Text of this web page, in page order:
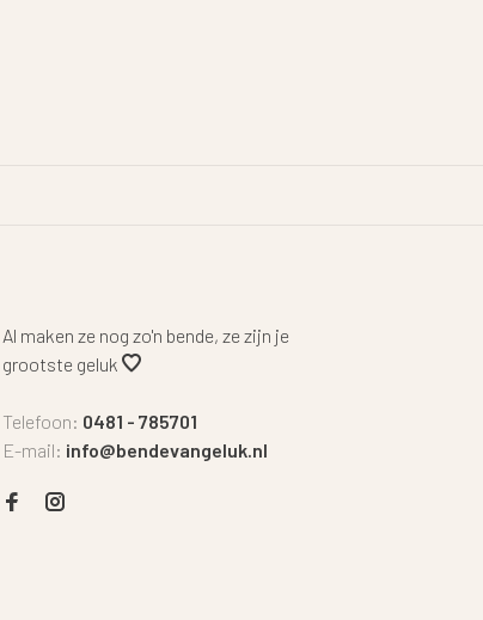
Al maken ze nog zo'n bende, ze zijn je
grootste geluk
Telefoon: 0481 - 785701
E-mail: info@bendevangeluk.nl